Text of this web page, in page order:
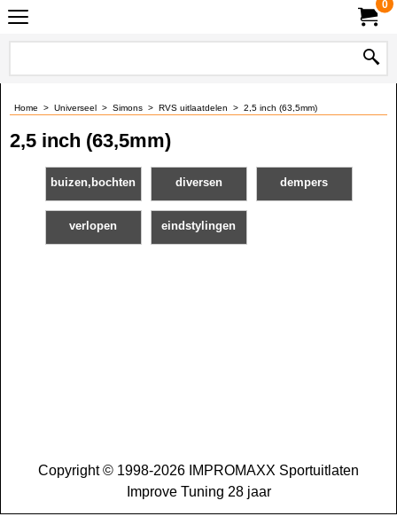
0
Home > Universeel > Simons > RVS uitlaatdelen > 2,5 inch (63,5mm)
2,5 inch (63,5mm)
buizen,bochten diversen dempers
verlopen eindstylingen
Copyright © 1998-2026 IMPROMAXX Sportuitlaten
Improve Tuning 28 jaar